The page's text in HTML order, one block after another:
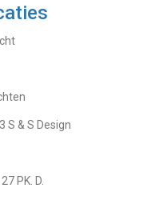
S & S Design
PK. D.